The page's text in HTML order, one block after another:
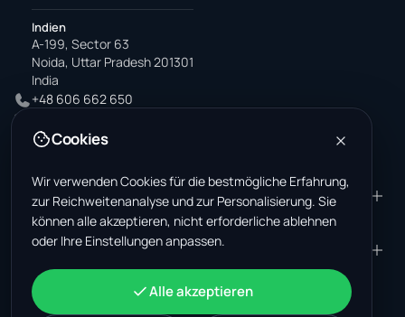
Indien
A-199, Sector 63
Noida, Uttar Pradesh 201301
India
+48 606 662 650
office@wastemarkt.com
PRODUKT
Marktplatz
Materialien — Verkauf
Materialien — Kauf
Jobs (USA)
RESOURCES
Supplier Academy
Trust & Safety
Schrottmarkt Mexiko
UNTERNEHMEN
Über uns
Support
RECHTLICHES
Datenschutz
KONTO
Anmelden
Cookies
Wir verwenden Cookies für die bestmögliche Erfahrung,
zur Reichweitenanalyse und zur Personalisierung. Sie
können alle akzeptieren, nicht erforderliche ablehnen
oder Ihre Einstellungen anpassen.
Alle akzeptieren